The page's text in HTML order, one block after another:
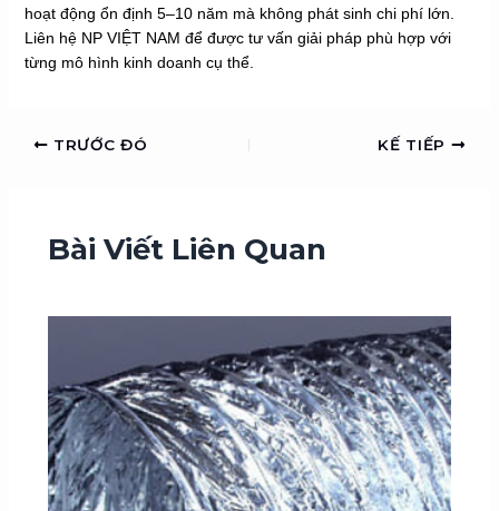
hoạt động ổn định 5–10 năm mà không phát sinh chi phí lớn.
Liên hệ NP VIỆT NAM để được tư vấn giải pháp phù hợp với
từng mô hình kinh doanh cụ thể.
TRƯỚC ĐÓ KẾ TIẾP
Bài Viết Liên Quan